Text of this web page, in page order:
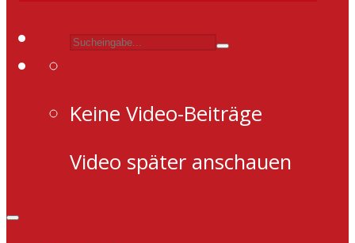
Keine Video-Beiträge
Video später anschauen